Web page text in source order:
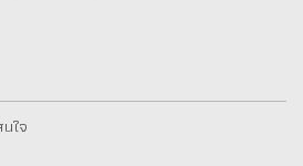
ใจ